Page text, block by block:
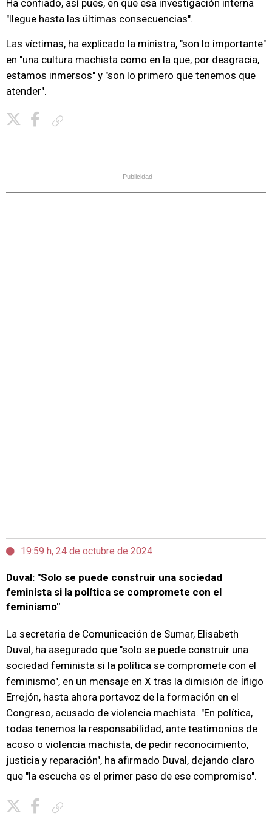
Ha confiado, así pues, en que esa investigación interna
"llegue hasta las últimas consecuencias".
Las víctimas, ha explicado la ministra, "son lo importante"
en "una cultura machista como en la que, por desgracia,
estamos inmersos" y "son lo primero que tenemos que
atender".
Publicidad
19:59 h, 24 de octubre de 2024
Duval: "Solo se puede construir una sociedad
feminista si la política se compromete con el
feminismo"
La secretaria de Comunicación de Sumar, Elisabeth
Duval, ha asegurado que "solo se puede construir una
sociedad feminista si la política se compromete con el
feminismo", en un mensaje en X tras la dimisión de Íñigo
Errejón, hasta ahora portavoz de la formación en el
Congreso, acusado de violencia machista. "En política,
todas tenemos la responsabilidad, ante testimonios de
acoso o violencia machista, de pedir reconocimiento,
justicia y reparación", ha afirmado Duval, dejando claro
que "la escucha es el primer paso de ese compromiso".